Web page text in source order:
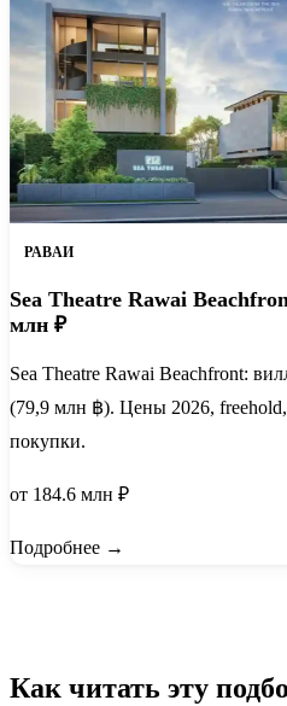
РАВАИ
Sea Theatre Rawai
млн ₽
Sea Theatre Rawai Beachfront:
(79,9 млн ฿). Цены 2026,
покупки.
от 184.6 млн ₽
Подробнее →
Как читать эту